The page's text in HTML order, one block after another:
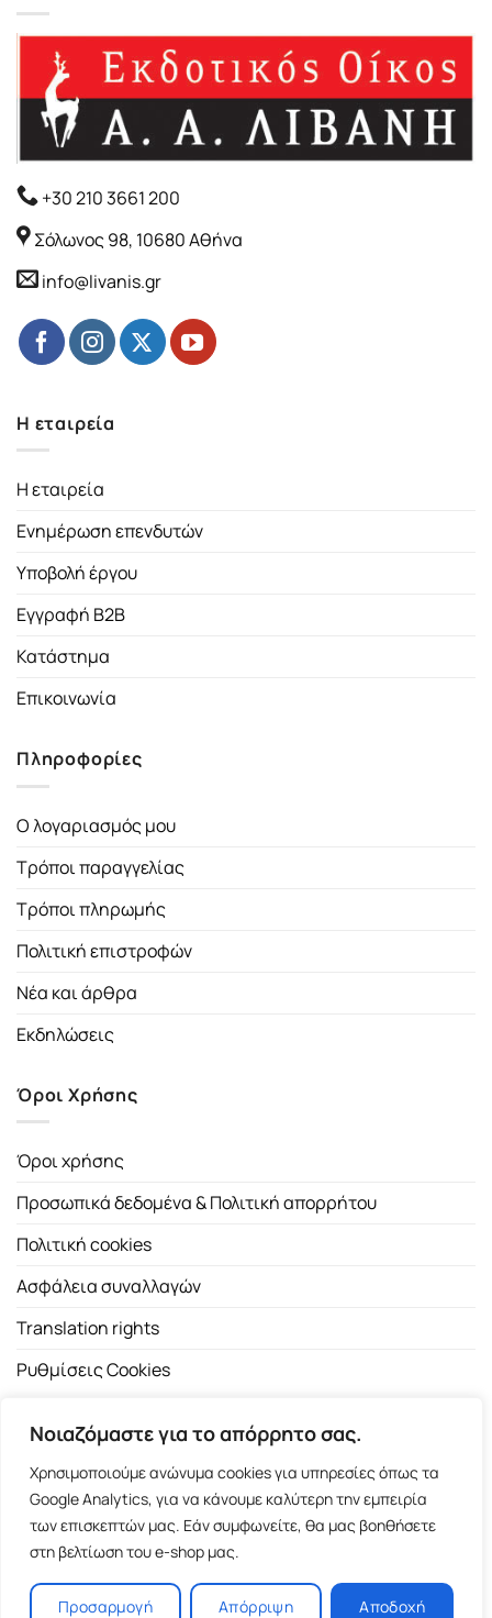
Νοιαζόμαστε για το απόρρητο σας.
Χρησιμοποιούμε ανώνυμα cookies για υπηρεσίες όπως τα
Google Analytics, για να κάνουμε καλύτερη την εμπειρία
των επισκεπτών μας. Εάν συμφωνείτε, θα μας βοηθήσετε
στη βελτίωση του e-shop μας.
Προσαρμογή Απόρριψη Αποδοχή
+30 210 3661 200
Σόλωνος 98, 10680 Αθήνα
info@livanis.gr
Η εταιρεία
Η εταιρεία
Ενημέρωση επενδυτών
Υποβολή έργου
Εγγραφή B2B
Κατάστημα
Επικοινωνία
Πληροφορίες
Ο λογαριασμός μου
Τρόποι παραγγελίας
Τρόποι πληρωμής
Πολιτική επιστροφών
Νέα και άρθρα
Εκδηλώσεις
Όροι Χρήσης
Όροι χρήσης
Προσωπικά δεδομένα & Πολιτική απορρήτου
Πολιτική cookies
Ασφάλεια συναλλαγών
Translation rights
Ρυθμίσεις Cookies
Copyright 2026 ©Εκδοτικός Οίκος Α.Α. Λιβάνη| All rights
reserved.
Σόλωνος 98, 10680 Αθήνα | Τ:2103661200- F: 2103617791